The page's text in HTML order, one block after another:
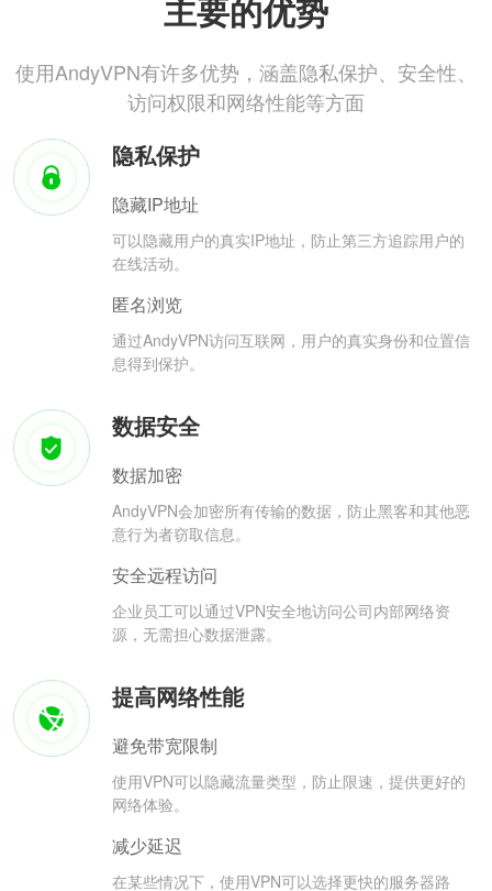
主要的优势
使用AndyVPN有许多优势，涵盖隐私保护、安全性、
访问权限和网络性能等方面
隐私保护
隐藏IP地址
可以隐藏用户的真实IP地址，防止第三方追踪用户的
在线活动。
匿名浏览
通过AndyVPN访问互联网，用户的真实身份和位置信
息得到保护。
数据安全
数据加密
AndyVPN会加密所有传输的数据，防止黑客和其他恶
意行为者窃取信息。
安全远程访问
企业员工可以通过VPN安全地访问公司内部网络资
源，无需担心数据泄露。
提高网络性能
避免带宽限制
使用VPN可以隐藏流量类型，防止限速，提供更好的
网络体验。
减少延迟
在某些情况下，使用VPN可以选择更快的服务器路